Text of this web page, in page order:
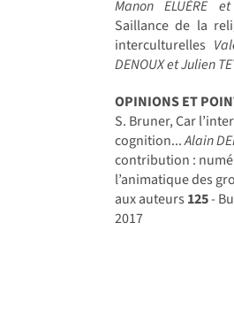
Manon ELUÈRE
Saillance de la
interculturelles
DENOUX et Julien
OPINIONS ET
S. Bruner, Car
cognition...Alain
contribution :
l’animatique des
aux auteurs 125-
2017